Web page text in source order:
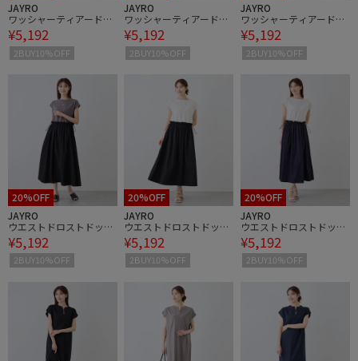
JAYRO
ワッシャーティアードス
カート
¥5,192
2BUY10%OFF
JAYRO
ワッシャーティアードス
カート
¥5,192
2BUY10%OFF
JAYRO
ワッシャーティアードス
カート
¥5,192
2BUY10%OFF
20%OFF
JAYRO
ウエストドロストドッキ
ングワンピース
¥5,192
2BUY10%OFF
20%OFF
JAYRO
ウエストドロストドッキ
ングワンピース
¥5,192
2BUY10%OFF
20%OFF
JAYRO
ウエストドロストドッキ
ングワンピース
¥5,192
2BUY10%OFF